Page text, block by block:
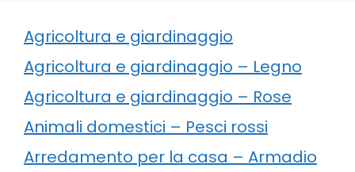
Agricoltura e giardinaggio
Agricoltura e giardinaggio – Legno
Agricoltura e giardinaggio – Rose
Animali domestici – Pesci rossi
Arredamento per la casa – Armadio